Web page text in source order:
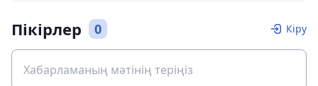
Пікірлер 0 Кіру